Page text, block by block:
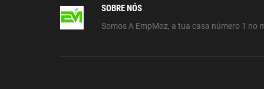
SOBRE NÓS
Somos A EmpMoz, a tua casa número 1 no